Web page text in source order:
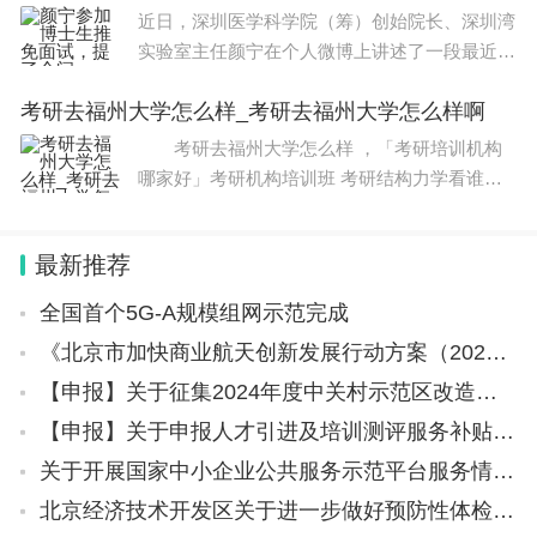
而在安卓操作系统领域，谷歌本次推出的更新较少。
谷歌将在今年晚些时候上线的 Android Halo，用来
在手机屏幕顶部显示智能体正在处理的任务。
近日，深圳医学科学院（筹）创始院长、深圳湾
实验室主任颜宁在个人微博上讲述了一段最近参
宁开篇强调：该文“说教味甚浓，不喜勿入；若
有冒犯，非我所愿，提前道歉；抛砖引玉
考研去福州大学怎么样_考研去福州大学怎么样啊
考研去福州大学怎么样 ，「考研培训机构
哪家好」考研机构培训班 考研结构力学看谁的
最新推荐
全国首个5G-A规模组网示范完成
《北京市加快商业航天创新发展行动方案（2024-2028年）》
【申报】关于征集2024年度中关村示范区改造提升存量空间资金支持项目的通知
【申报】关于申报人才引进及培训测评服务补贴的通知
关于开展国家中小企业公共服务示范平台服务情况检查工作的通知
北京经济技术开发区关于进一步做好预防性体检开展从业人员健康检查费用减免工作的通知